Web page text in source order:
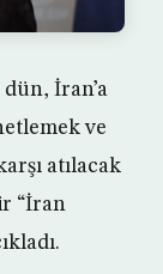
İran’a
ve
atılacak
“İran